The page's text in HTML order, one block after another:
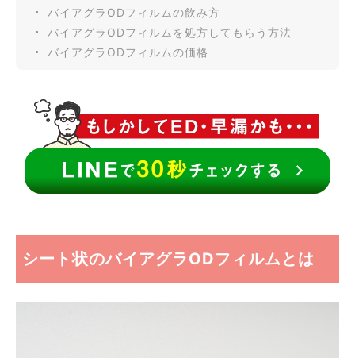
バイアグラODフィルムの飲み方
バイアグラODフィルムを処方してもらう方法
バイアグラODフィルムの価格
シート状のバイアグラODフィルムとは